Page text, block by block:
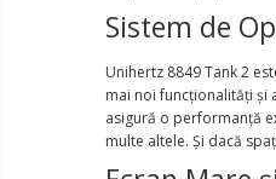
Sistem de
Unihertz 8849 Tank 2
mai noi funcționalități și
asigură o performanță
multe altele. Și dacă